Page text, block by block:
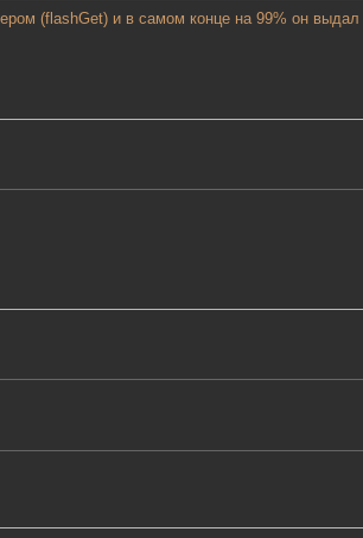
(flashGet) и в самом конце на 99% он